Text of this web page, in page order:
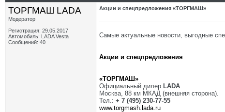
ТОРГМАШ LADA
Модератор
Регистрация: 29.05.2017
Автомобиль: LADA Vesta
Сообщений: 40
Акции и спецпредложения «ТОРГМАШ»
Самые актуальные новости, выгодные
Акции и спецпредложения
«ТОРГМАШ»
Официальный дилер LADA
Москва, 88 км МКАД (внешняя сторона).
Тел.: + 7 (495) 230-77-55
www.torgmash.lada.ru